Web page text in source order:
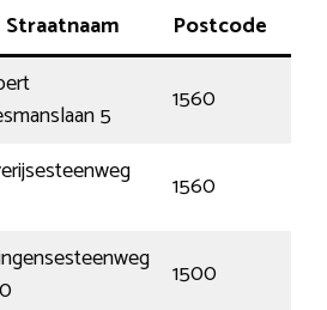
Straatnaam Postcode
5
1560
1560
1500